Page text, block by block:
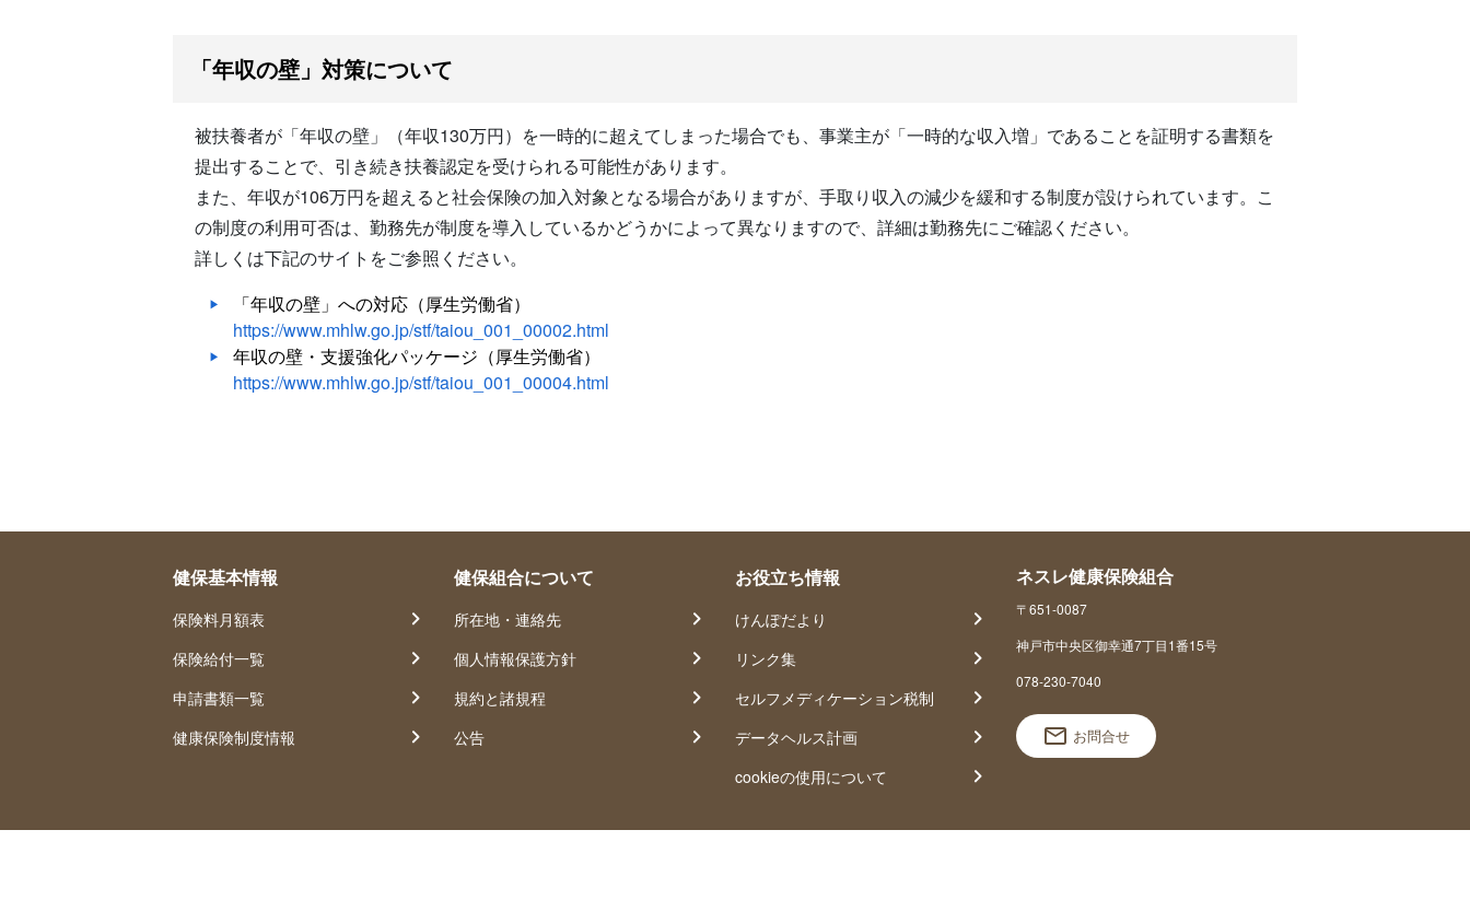
「年収の壁」対策について
被扶養者が「年収の壁」（年収130万円）を一時的に超えてしまった場合でも、事業主が「一時的な収入増」であることを証明する書類を
提出することで、引き続き扶養認定を受けられる可能性があります。
また、年収が106万円を超えると社会保険の加入対象となる場合がありますが、手取り収入の減少を緩和する制度が設けられています。こ
の制度の利用可否は、勤務先が制度を導入しているかどうかによって異なりますので、詳細は勤務先にご確認ください。
詳しくは下記のサイトをご参照ください。
「年収の壁」への対応（厚生労働省）
https://www.mhlw.go.jp/stf/taiou_001_00002.html
年収の壁・支援強化パッケージ（厚生労働省）
https://www.mhlw.go.jp/stf/taiou_001_00004.html
健保基本情報
保険料月額表
保険給付一覧
申請書類一覧
健康保険制度情報
健保組合について
所在地・連絡先
個人情報保護方針
規約と諸規程
公告
お役立ち情報
けんぽだより
リンク集
セルフメディケーション税制
データヘルス計画
cookieの使用について
ネスレ健康保険組合
〒651-0087
神戸市中央区御幸通7丁目1番15号
078-230-7040
お問合せ